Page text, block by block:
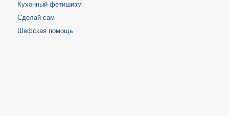
Кухонный фетишизм
Сделай сам
Шефская помощь